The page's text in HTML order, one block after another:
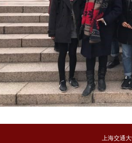
上海交通